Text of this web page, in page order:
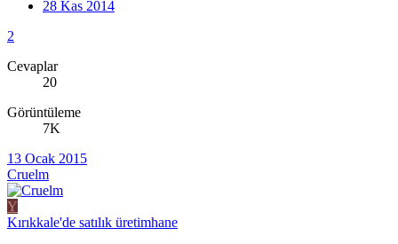
28 Kas 2014
2
Cevaplar
20
Görüntüleme
7K
13 Ocak 2015
Cruelm
Y
Kırıkkale'de satılık üretimhane